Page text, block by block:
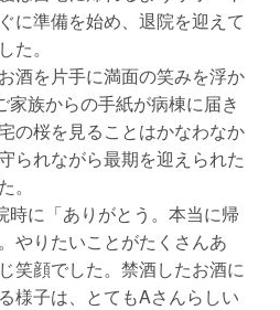
に準備を始め、退院を迎えて
た。
酒を片手に満面の笑みを浮か
族からの手紙が病棟に届き
の桜を見ることはかなわなか
られながら最期を迎えられた
。
に「ありがとう。本当に帰
やりたいことがたくさんあ
笑顔でした。禁酒したお酒に
様子は、とてもAさんらしい